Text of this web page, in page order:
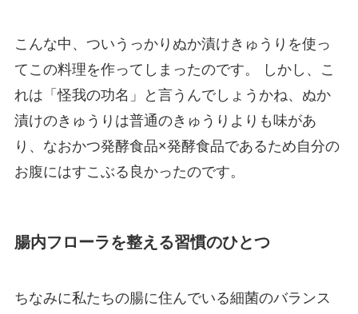
こんな中、ついうっかりぬか漬けきゅうりを使っ
てこの料理を作ってしまったのです。 しかし、こ
れは「怪我の功名」と言うんでしょうかね、ぬか
漬けのきゅうりは普通のきゅうりよりも味があ
り、なおかつ発酵食品×発酵食品であるため自分の
お腹にはすこぶる良かったのです。
腸内フローラを整える習慣のひとつ
ちなみに私たちの腸に住んでいる細菌のバランス